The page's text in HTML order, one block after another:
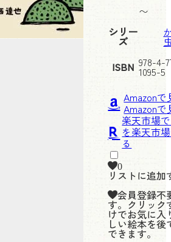
〜
シリー
ズ
ISBN 978-4-
1095-5
Amazonで
楽天市場
0
リストに追加
会員登録不
す。クリック
けでお気に入
しい絵本を後
できます。